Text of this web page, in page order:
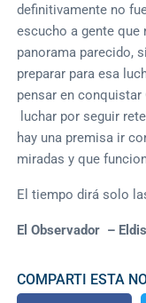
definitivamente no
escucho a gente que
panorama parecido,
preparar para esa
pensar en conquistar
luchar por seguir
hay una premisa ir
miradas y que
El tiempo dirá solo
El Observador –
COMPARTI ESTA